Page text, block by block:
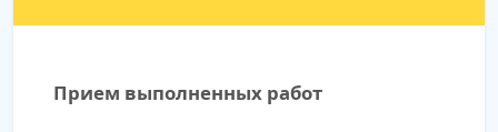
Прием выполненных работ